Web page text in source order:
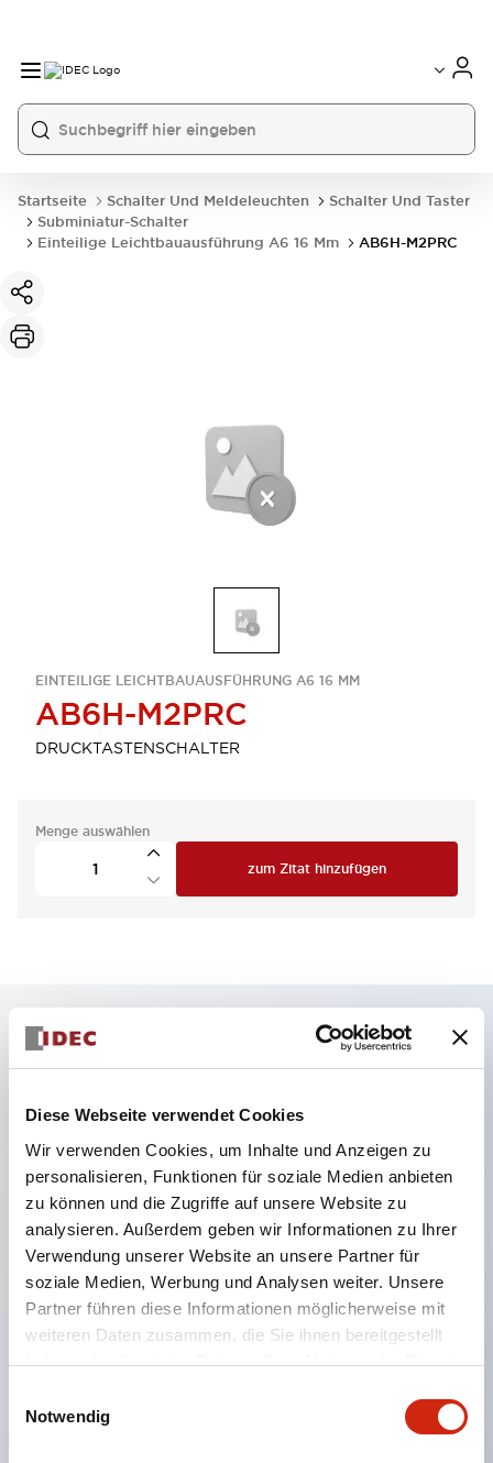
Diese Webseite verwendet Cookies
Wir verwenden Cookies, um Inhalte und Anzeigen zu
personalisieren, Funktionen für soziale Medien anbieten
zu können und die Zugriffe auf unsere Website zu
analysieren. Außerdem geben wir Informationen zu Ihrer
Verwendung unserer Website an unsere Partner für
soziale Medien, Werbung und Analysen weiter. Unsere
Partner führen diese Informationen möglicherweise mit
weiteren Daten zusammen, die Sie ihnen bereitgestellt
haben oder die sie im Rahmen Ihrer Nutzung der Dienste
Notwendig
Startseite Schalter Und Meldeleuchten
Schalter Und Taster
Subminiatur-Schalter
Einteilige Leichtbauausführung A6 16 Mm
AB6H-M2PRC
EINTEILIGE LEICHTBAUAUSFÜHRUNG A6 16 MM
AB6H-M2PRC
DRUCKTASTENSCHALTER
Menge auswählen
zum Zitat hinzufügen
Hauptmerkmale
Geeignet für ein breites Anwendungsspektrum
von der Konsumelektronik bis zum FA-Bereich
LED-Beleuchtungseinheit mit integriertem
strombegrenzendem Widerstand und Diode im
LED-Lampenkörper
Schutzarten IP40 und IP65 vollständig verfügbar
(IEC 60529)
UL- und CSA-zertifiziert. Entspricht EN (Europa)
Mit speziellem Zubehör leicht auf Φ22 Flash-